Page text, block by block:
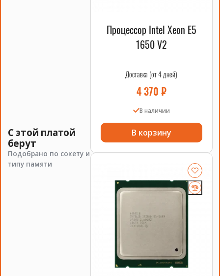
С этой платой
берут
Подобрано по сокету и
типу памяти
Процессор Intel Xeon E5
1650 V2
Доставка (от 4 дней)
4 370 ₽
В наличии
В корзину